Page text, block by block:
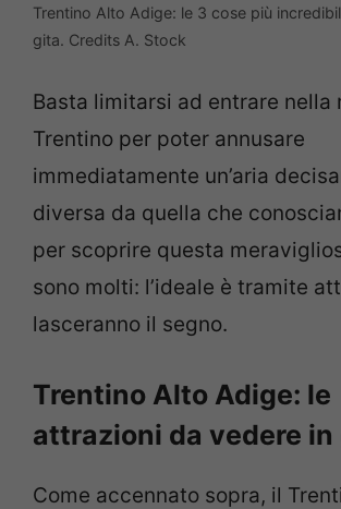
Trentino Alto Adige: le 3 cose più
gita. Credits A. Stock
Basta limitarsi ad entrare nella
Trentino per poter annusare
immediatamente un’aria
diversa da quella che
per scoprire questa
sono molti: l’ideale è tramite
lasceranno il segno.
Trentino Alto Adige: le
attrazioni da vedere in
Come accennato sopra, il